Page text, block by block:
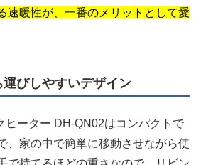
速暖性が、一番のメリットとして愛
びしやすいデザイン
ヒーター DH-QN02はコンパクトで
、家の中で簡単に移動させながら使